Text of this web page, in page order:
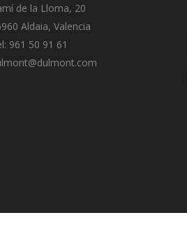
de la Lloma, 20
Aldaia, Valencia
961 50 91 61